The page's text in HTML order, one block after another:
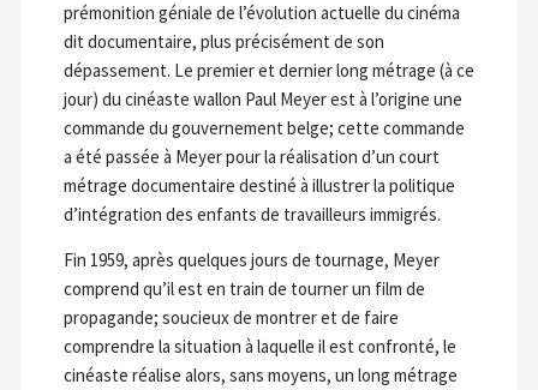
prémonition géniale de l’évolution actuelle du cinéma
dit documentaire, plus précisément de son
dépassement. Le premier et dernier long métrage (à ce
jour) du cinéaste wallon Paul Meyer est à l’origine une
commande du gouvernement belge; cette commande
a été passée à Meyer pour la réalisation d’un court
métrage documentaire destiné à illustrer la politique
d’intégration des enfants de travailleurs immigrés.
Fin 1959, après quelques jours de tournage, Meyer
comprend qu’il est en train de tourner un film de
propagande; soucieux de montrer et de faire
comprendre la situation à laquelle il est confronté, le
cinéaste réalise alors, sans moyens, un long métrage